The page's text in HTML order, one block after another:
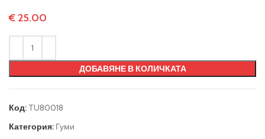
€ 25.00
ДОБАВЯНЕ В КОЛИЧКАТА
Код: TU80018
Категория: Гуми